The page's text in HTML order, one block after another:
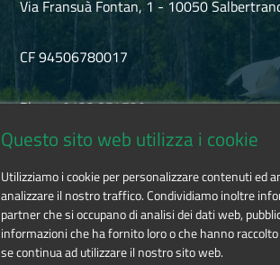
Via Fransuà Fontan, 1 - 10050
CF 94506780017
Phone 0122.854720
Questo sito web utilizza i cookie
Utilizziamo i cookie per personalizzare contenuti ed
analizzare il nostro traffico. Condividiamo inoltre
partner che si occupano di analisi dei dati web,
informazioni che ha fornito loro o che hanno
se continua ad utilizzare il nostro sito web.